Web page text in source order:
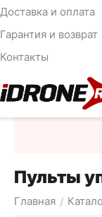
Доставка и оплата
Гарантия и возврат
Контакты
Пульты
Главная /